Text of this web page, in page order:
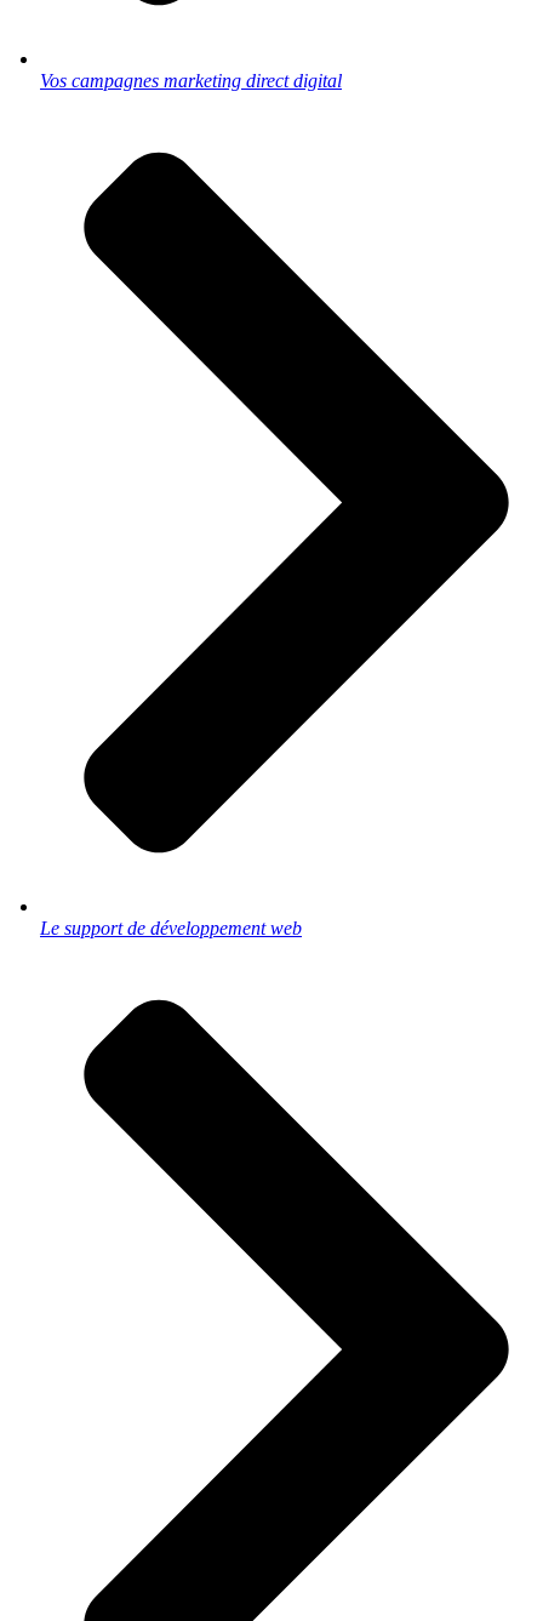
Vos campagnes marketing direct digital
Le support de développement web